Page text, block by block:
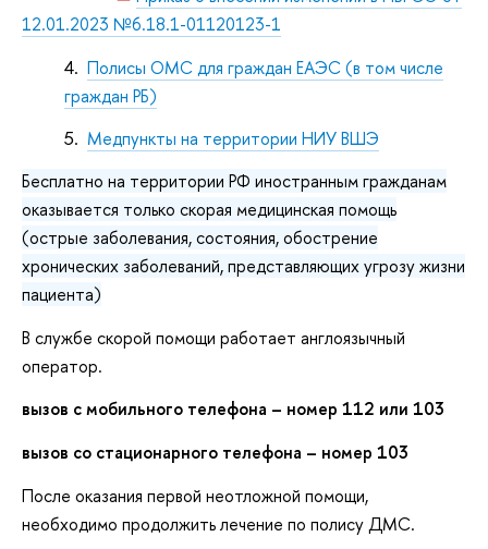
12.01.2023 №6.18.1-01120123-1
Полисы ОМС для граждан ЕАЭС (в том числе
граждан РБ)
Медпункты на территории НИУ ВШЭ
Бесплатно на территории РФ иностранным гражданам
оказывается только скорая медицинская помощь
(острые заболевания, состояния, обострение
хронических заболеваний, представляющих угрозу жизни
пациента)
В службе скорой помощи работает англоязычный
оператор.
вызов с мобильного телефона – номер 112 или 103
вызов со стационарного телефона – номер 103
После оказания первой неотложной помощи,
необходимо продолжить лечение по полису ДМС.